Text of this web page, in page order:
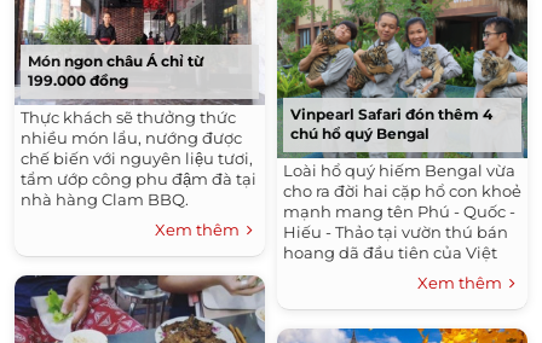
Món ngon châu Á chỉ từ
199.000 đồng
Thực khách sẽ thưởng thức
nhiều món lẩu, nướng được
chế biến với nguyên liệu tươi,
tẩm ướp công phu đậm đà tại
nhà hàng Clam BBQ.
Xem thêm
Vinpearl Safari đón thêm 4
chú hổ quý Bengal
Loài hổ quý hiếm Bengal vừa
cho ra đời hai cặp hổ con khoẻ
mạnh mang tên Phú - Quốc -
Hiếu - Thảo tại vườn thú bán
hoang dã đầu tiên của Việt
Xem thêm